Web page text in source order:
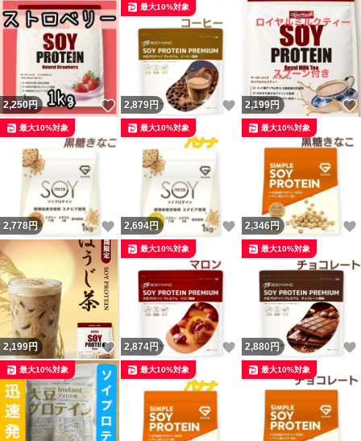
2,250円 いいね！
2,879円 いいね！
最大10%対象
2,199円
2,778円 いいね！
最大10%対象
2,694円 いいね！
最大10%対象
2,346円
最大10%対象
2,199円 いいね！
2,874円 いいね！
最大10%対象
2,880円
最大10%対象
最大10%対象 最大10%対象 最大10%対象